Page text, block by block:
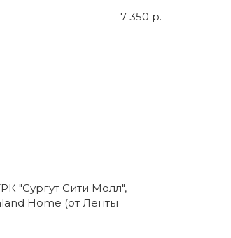
бергамот, зеленый чай,
сандал, мускус, 50 мл
7 350 р.
"Сургут Сити Молл",
Home (от Ленты